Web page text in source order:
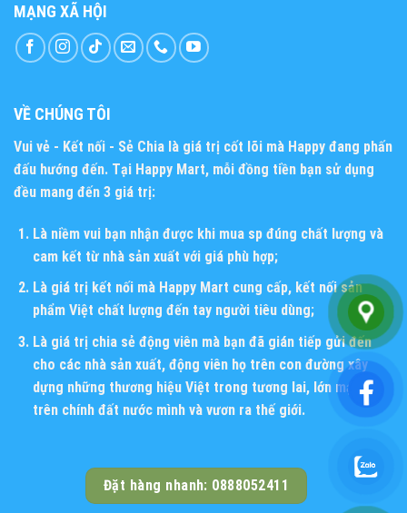
MẠNG XÃ HỘI
VỀ CHÚNG TÔI
Vui vẻ - Kết nối - Sẻ Chia là giá trị cốt lõi mà Happy đang phấn
đấu hướng đến. Tại Happy Mart, mỗi đồng tiền bạn sử dụng
đều mang đến 3 giá trị:
Là niềm vui bạn nhận được khi mua sp đúng chất lượng và
cam kết từ nhà sản xuất với giá phù hợp;
Là giá trị kết nối mà Happy Mart cung cấp, kết nối sản
phẩm Việt chất lượng đến tay người tiêu dùng;
Là giá trị chia sẻ động viên mà bạn đã gián tiếp gửi đến
cho các nhà sản xuất, động viên họ trên con đường xây
dựng những thương hiệu Việt trong tương lai, lớn mạnh
trên chính đất nước mình và vươn ra thế giới.
Đặt hàng nhanh: 0888052411